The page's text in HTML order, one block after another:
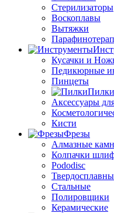
Стерилизаторы
Воскоплавы
Вытяжки
Кусачки и
Педикюрные
Пинцеты
Пилки
Аксессуары
Кисти
Фрезы
Алмазные
Колпачки
Pododisc
Стальные
Полировщики
Керамические